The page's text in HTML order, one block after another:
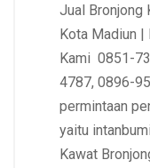
Jual Bronjong
Kota Madiun |
Kami 0851-
4787, 0896-
permintaan
yaitu
Kawat